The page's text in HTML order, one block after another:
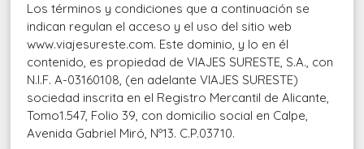
Los términos y condiciones que a continuación se
indican regulan el acceso y el uso del sitio web
www.viajesureste.com. Este dominio, y lo en él
contenido, es propiedad de VIAJES SURESTE, S.A., con
N.I.F. A-03160108, (en adelante VIAJES SURESTE)
sociedad inscrita en el Registro Mercantil de Alicante,
Tomo1.547, Folio 39, con domicilio social en Calpe,
Avenida Gabriel Miró, Nº13. C.P.03710.